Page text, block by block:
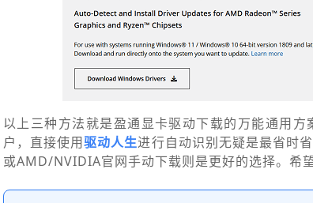
以上三种方法就是盈通显卡驱动下载的万能通用
户，直接使用驱动人生进行自动识别无疑是最省时
或AMD/NVIDIA官网手动下载则是更好的选择。希